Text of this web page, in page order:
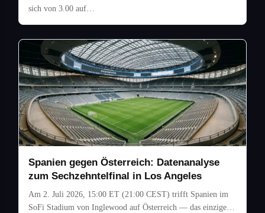
sich von 3.00 auf…
Spanien gegen Österreich: Datenanalyse
zum Sechzehntelfinal in Los Angeles
Am 2. Juli 2026, 15:00 ET (21:00 CEST) trifft Spanien im
SoFi Stadium von Inglewood auf Österreich — das einzige…